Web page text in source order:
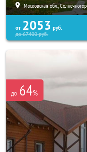
Московская обл.,
от 2053 руб.
до67400руб.
до 64%